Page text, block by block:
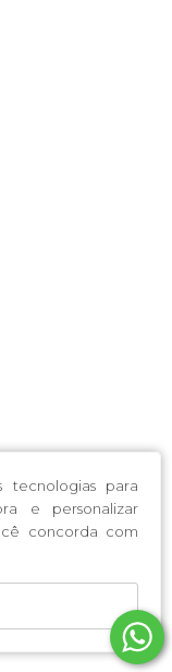
tecnologias para
e personalizar
concorda com